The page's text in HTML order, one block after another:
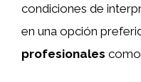
condiciones de
en una opción
profesionales